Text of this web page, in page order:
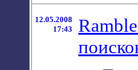
12.05.2008
17:43